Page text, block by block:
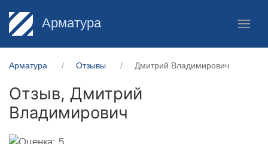
Арматура
Арматура Отзывы Дмитрий Владимирович
Отзыв, Дмитрий
Владимирович